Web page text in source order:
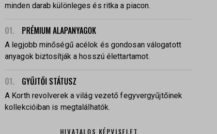
minden darab különleges és ritka a piacon.
01. PRÉMIUM ALAPANYAGOK
A legjobb minőségű acélok és gondosan válogatott
anyagok biztosítják a hosszú élettartamot.
01. GYŰJTŐI STÁTUSZ
A Korth revolverek a világ vezető fegyvergyűjtőinek
kollekcióiban is megtalálhatók.
HIVATALOS KÉPVISELET